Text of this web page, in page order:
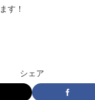
す！
シェア